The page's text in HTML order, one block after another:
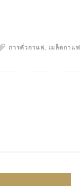
การคั่วกาแฟ, เมล็ดกาแฟ